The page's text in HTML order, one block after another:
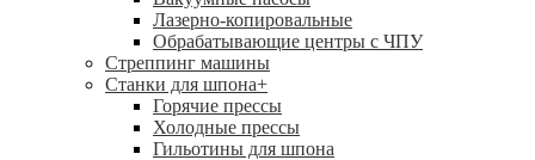
Лазерно-копировальные
Обрабатывающие центры с ЧПУ
Стреппинг машины
Станки для шпона+
Горячие прессы
Холодные прессы
Гильотины для шпона